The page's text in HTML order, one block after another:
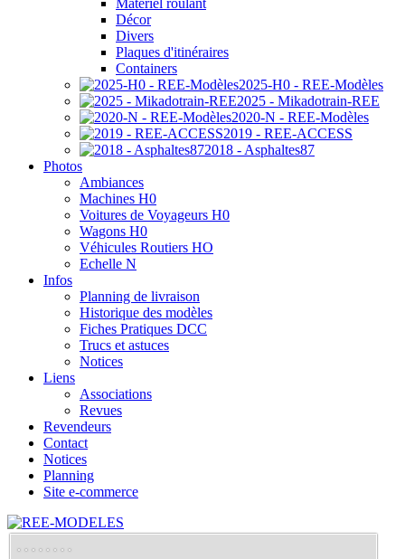
Matériel roulant
Décor
Divers
Plaques d'itinéraires
Containers
2025-H0 - REE-Modèles
2025 - Mikadotrain-REE
2020-N - REE-Modèles
2019 - REE-ACCESS
2018 - Asphaltes87
Photos
Ambiances
Machines H0
Voitures de Voyageurs H0
Wagons H0
Véhicules Routiers HO
Echelle N
Infos
Planning de livraison
Historique des modèles
Fiches Pratiques DCC
Trucs et astuces
Notices
Liens
Associations
Revues
Revendeurs
Contact
Notices
Planning
Site e-commerce